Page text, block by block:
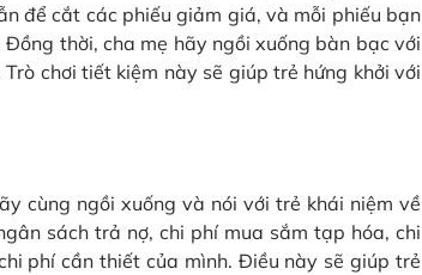
để cắt các phiếu giảm giá, và mỗi phiếu bạn
thời, cha mẹ hãy ngồi xuống bàn bạc với
chơi tiết kiệm này sẽ giúp trẻ hứng khởi với
cùng ngồi xuống và nói với trẻ khái niệm về
sách trả nợ, chi phí mua sắm tạp hóa, chi
phí cần thiết của mình. Điều này sẽ giúp trẻ